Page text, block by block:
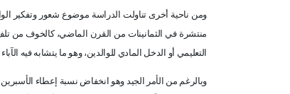
ومن ناحية أخرى تناولت الدراسة موضوع شعور وتفكير
منتشرة في الثمانينات من القرن الماضي، كالخوف من تلف
التعليمي أو الدخل المادي للوالدين، وهو ما يتشابه فيه
وبالرغم من الأمر الجيد وهو انخفاض نسبة إعطاء